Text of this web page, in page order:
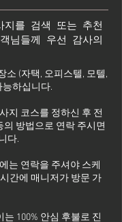
지를 검색 또는 추천
님들께 우선 감사의
소 (자택, 오피스텔, 모텔,
능하십니다.
지 코스를 정하신 후 전
의 방법으로 연락 주시면
다.
는 연락을 주셔야 스케
간에 매니저가 방문 가
100% 안심 후불로 진